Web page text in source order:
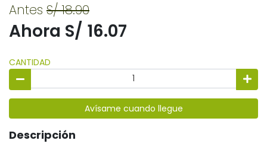
Antes S/ 18.90
Ahora S/ 16.07
CANTIDAD
Avísame cuando llegue
Descripción